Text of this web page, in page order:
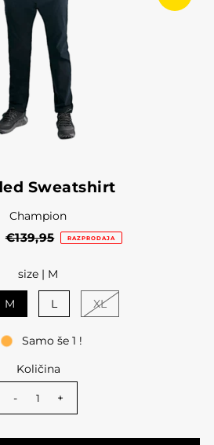
Sweatshirt
Champion
€139,95 RAZPRODAJA
size | M
M L XL
Samo še 1 !
Količina
- +